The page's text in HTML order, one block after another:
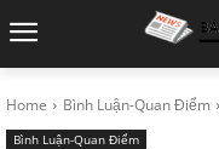
Home Bình Luận-Quan Điểm
Bình Luận-Quan Điểm